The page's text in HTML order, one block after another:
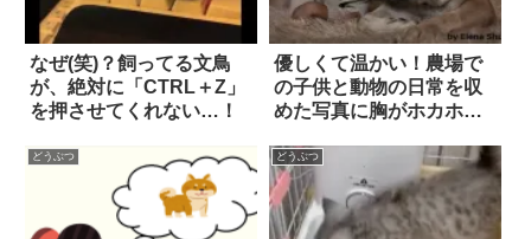
なぜ(笑)？飼ってる文鳥
が、絶対に「CTRL＋Z」
を押させてくれない…！
優しくて温かい！農場で
の子供と動物の日常を収
めた写真に胸がホカホカ
どうぶつ どうぶつ